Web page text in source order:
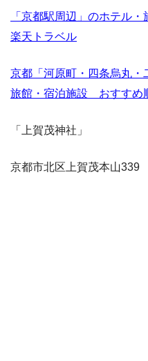
「京都駅周辺」のホテル
楽天トラベル
京都「河原町・四条烏丸・
旅館・宿泊施設 おすす
「上賀茂神社」
京都市北区上賀茂本山339